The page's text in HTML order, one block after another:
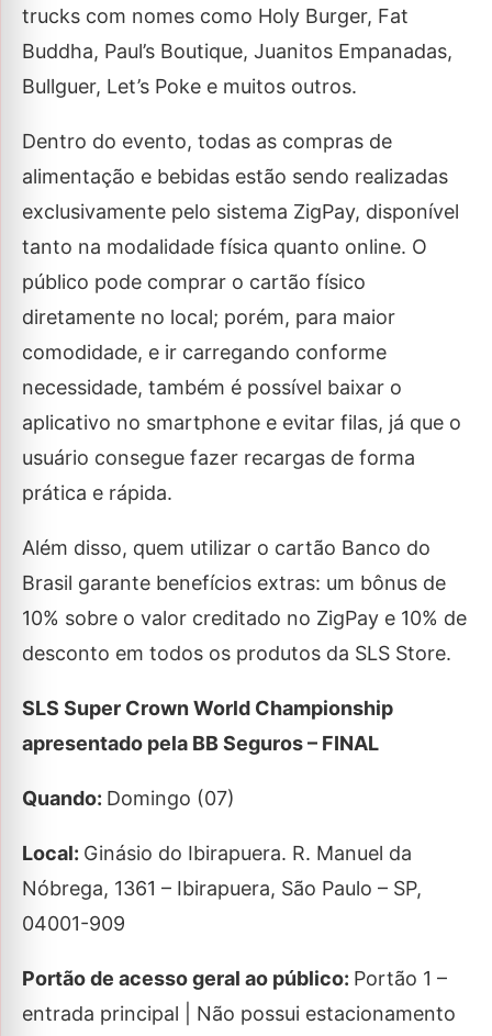
trucks com nomes como Holy Burger, Fat
Buddha, Paul’s Boutique, Juanitos Empanadas,
Bullguer, Let’s Poke e muitos outros.
Dentro do evento, todas as compras de
alimentação e bebidas estão sendo realizadas
exclusivamente pelo sistema ZigPay, disponível
tanto na modalidade física quanto online. O
público pode comprar o cartão físico
diretamente no local; porém, para maior
comodidade, e ir carregando conforme
necessidade, também é possível baixar o
aplicativo no smartphone e evitar filas, já que o
usuário consegue fazer recargas de forma
prática e rápida.
Além disso, quem utilizar o cartão Banco do
Brasil garante benefícios extras: um bônus de
10% sobre o valor creditado no ZigPay e 10% de
desconto em todos os produtos da SLS Store.
SLS Super Crown World Championship
apresentado pela BB Seguros – FINAL
Quando: Domingo (07)
Local: Ginásio do Ibirapuera. R. Manuel da
Nóbrega, 1361 – Ibirapuera, São Paulo – SP,
04001-909
Portão de acesso geral ao público: Portão 1 –
entrada principal | Não possui estacionamento